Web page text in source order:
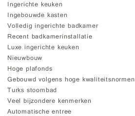
Ingerichte keuken
Ingebouwde kasten
Volledig ingerichte badkamer
Recent badkamerinstallatie
Luxe ingerichte keuken
Nieuwbouw
Hoge plafonds
Gebouwd volgens hoge kwaliteitsnormen
Turks stoombad
Veel bijzondere kenmerken
Automatische entree